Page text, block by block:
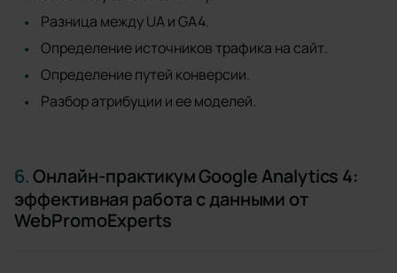
Разница между UA и GA4.
Определение источников трафика на сайт.
Определение путей конверсии.
Разбор атрибуции и ее моделей.
6.Онлайн-практикум Google Analytics 4:
эффективная работа с данными от
WebPromoExperts